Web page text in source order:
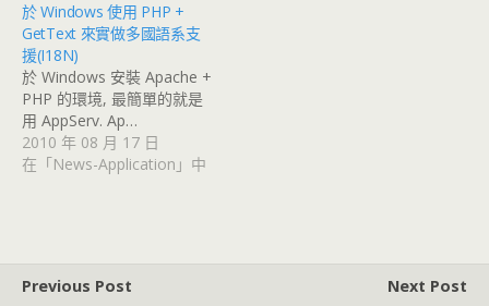
於 Windows 使用 PHP +
GetText 來實做多國語系支
援(I18N)
於 Windows 安裝 Apache +
PHP 的環境, 最簡單的就是
用 AppServ. Ap…
2010 年 08 月 17 日
在「News-Application」中
Previous Post
Next Post